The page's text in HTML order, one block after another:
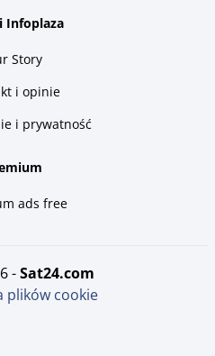
Infoplaza
Story
i opinie
i prywatność
ads free
- sat24.com
plików cookie